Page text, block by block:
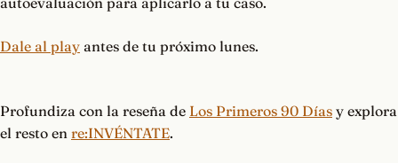
Dale al play antes de tu próximo lunes.
Profundiza con la reseña de Los Primeros 90 Días y explora
el resto en re:INVÉNTATE.